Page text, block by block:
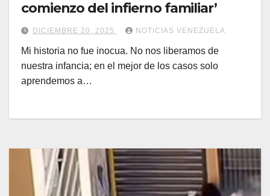
comienzo del infierno familiar’
DICIEMBRE 20, 2025 NOTICIAS VENEZUELA
Mi historia no fue inocua. No nos liberamos de
nuestra infancia; en el mejor de los casos solo
aprendemos a…